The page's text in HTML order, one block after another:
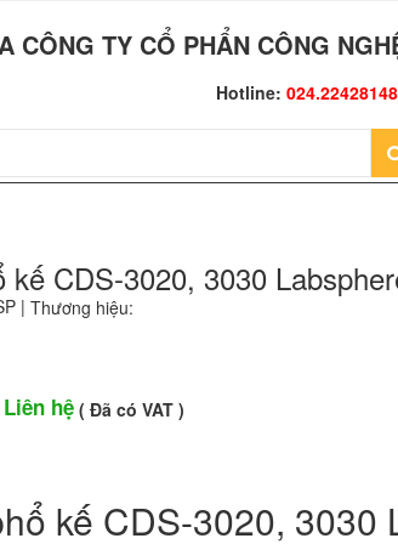
CÔNG TY CỔ PHẨN CÔNG
Hotline: 024.22428148
kế CDS-3020, 3030
| Thương hiệu:
Liên hệ ( Đã có VAT )
kế CDS-3020, 3030